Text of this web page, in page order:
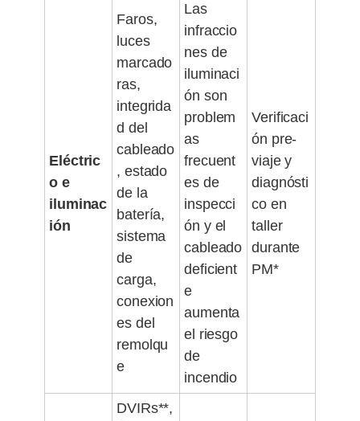
Eléctric
o e
iluminac
ión
Faros,
luces
marcado
ras,
integrida
d del
cableado
, estado
de la
batería,
sistema
de
carga,
conexion
es del
remolqu
e
Las
infraccio
nes de
iluminaci
ón son
problem
as
frecuent
es de
inspecci
ón y el
cableado
deficient
e
aumenta
el riesgo
de
incendio
Verificaci
ón pre-
viaje y
diagnósti
co en
taller
durante
PM*
DVIRs**,